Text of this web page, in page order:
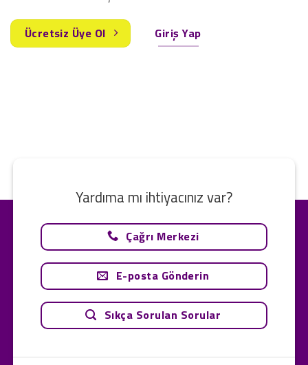
Ücretsiz Üye Ol Giriş Yap
Yardıma mı ihtiyacınız var?
Çağrı Merkezi
E-posta Gönderin
Sıkça Sorulan Sorular